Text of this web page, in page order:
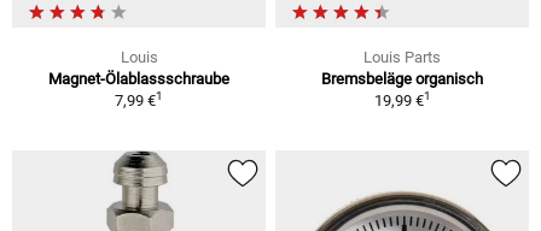
Louis
Magnet-Ölablassschraube
7,99 €1
Louis Parts
Bremsbeläge organisch
19,99 €1